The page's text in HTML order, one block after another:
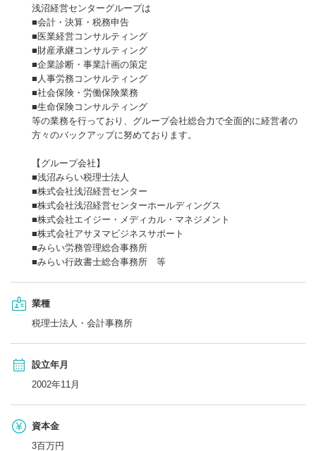
浅沼経営センターグループは
■会計・決算・税務申告
■医業経営コンサルティング
■財産承継コンサルティング
■企業診断・事業計画の策定
■人事労務コンサルティング
■社会保険・労働保険業務
■生命保険コンサルティング
等の業務を行っており、グループ会社総合力で全面的に経営者の
方々のバックアップに努めております。
【グループ会社】
■浅沼みらい税理士法人
■株式会社浅沼経営センター
■株式会社浅沼経営センターホールディングス
■株式会社エイジー・メディカル・マネジメント
■株式会社アサヌマビジネスサポート
■みらい労務管理総合事務所
■みらい行政書士総合事務所 等
業種
税理士法人・会計事務所
設立年月
2002年11月
資本金
3百万円